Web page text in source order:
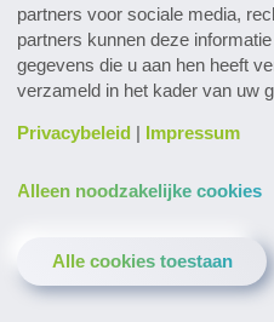
partners voor sociale media,
partners kunnen deze
gegevens die u aan hen heeft
verzameld in het kader van uw
Privacybeleid | Impressum
Alleen noodzakelijke cookies
Alle cookies toestaan
Subscribe to
Privacy